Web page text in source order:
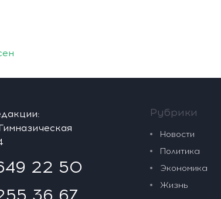
22 50
36 67
Рубрики
Новости
Политика
Экономика
Жизнь